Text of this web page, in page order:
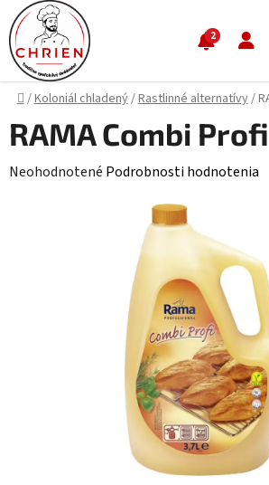
Prejsť na obsah
2
Domov
/Koloniál chladený/Rastlinné alternatívy/
RAMA Combi
Priemerné hodnotenie produktu je 0,0 z 5
Neohodnotené Podrobnosti hodnotenia